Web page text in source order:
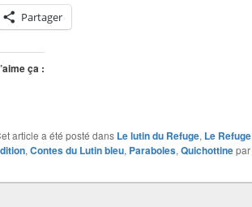
Partager
ça :
article a été posté dans Le lutin du Refuge, Le Refuge
, Contes du Lutin bleu, Paraboles, Quichottinepar